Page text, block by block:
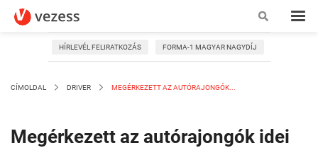
HÍRLEVÉL FELIRATKOZÁS FORMA-1 MAGYAR NAGYDÍJ
CÍMOLDAL DRIVER MEGÉRKEZETT AZ AUTÓRAJONGÓK...
Megérkezett az autórajongók idei